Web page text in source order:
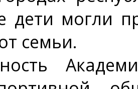
дети могли
семьи.